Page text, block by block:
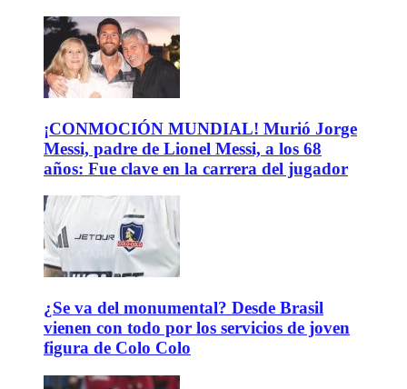
¡CONMOCIÓN MUNDIAL! Murió Jorge
Messi, padre de Lionel Messi, a los 68
años: Fue clave en la carrera del jugador
¿Se va del monumental? Desde Brasil
vienen con todo por los servicios de joven
figura de Colo Colo